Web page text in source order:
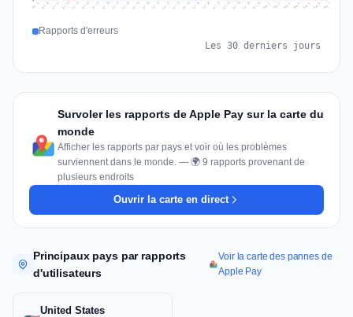
Jul 9 Jul 10 Jul 11 Jul 12 Jul 13 Jul 14 Jul 15 Jul 16 Jul 17 Jul 18 Jul 19 Jul 20 Jul 21 Jul 22 Jul 23 Jul 24 Jul 25 Jul 26 Jul 27 Jul 28 Jul 29 Jul 30 Jul 31 Aug 1 Aug 2 Aug 3 Aug 4 Aug 5 Aug 6 Aug 7
Rapports d'erreurs
Les 30 derniers jours
Survoler les rapports de Apple Pay sur la carte du
monde
Afficher les rapports par pays et voir où les problèmes
surviennent dans le monde. — 🌍 9 rapports provenant de
plusieurs endroits
Ouvrir la carte en direct
Principaux pays par rapports
d'utilisateurs
Voir la carte des pannes de
Apple Pay
United States